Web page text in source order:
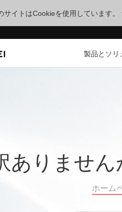
サイトはCookieを使用しています
製品とソリ
ありません
ホーム